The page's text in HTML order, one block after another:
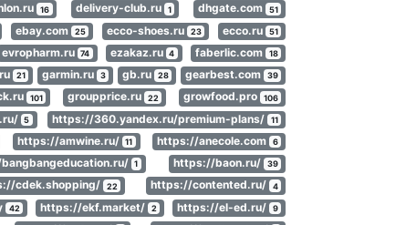
16 delivery-club.ru 1 dhgate.com 51
ebay.com 25 ecco-shoes.ru 23 ecco.ru 51
evropharm.ru 74 ezakaz.ru 4 faberlic.com 18
21 garmin.ru 3 gb.ru 28 gearbest.com 39
101 groupprice.ru 22 growfood.pro 106
5 https://360.yandex.ru/premium-plans/ 11
https://amwine.ru/ 11 https://anecole.com 6
1 https://baon.ru/ 39
cdek.shopping/ 22 https://contented.ru/ 4
42 https://ekf.market/ 2 https://el-ed.ru/ 9